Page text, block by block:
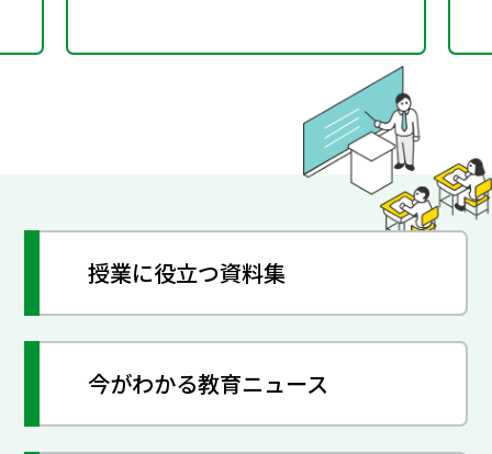
授業に役立つ資料集
今がわかる教育ニュース